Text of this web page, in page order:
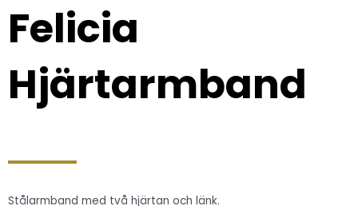
Felicia
Hjärtarmband
Stålarmband med två hjärtan och länk.